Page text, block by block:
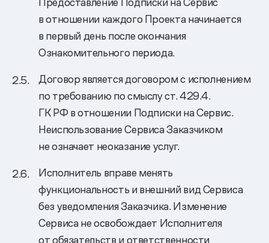
в отношении каждого Проекта начинается
в первый день после окончания
Ознакомительного периода.
Договор является договором с исполнением
по требованию по смыслу ст. 429.4.
ГК РФ в отношении Подписки на Сервис.
Неиспользование Сервиса Заказчиком
не означает неоказание услуг.
Исполнитель вправе менять
функциональность и внешний вид Сервиса
без уведомления Заказчика. Изменение
Сервиса не освобождает Исполнителя
от обязательств и ответственности